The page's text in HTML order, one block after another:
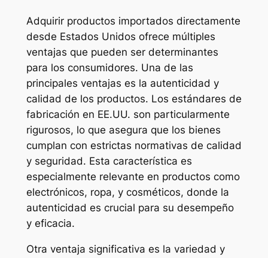
Adquirir productos importados directamente
desde Estados Unidos ofrece múltiples
ventajas que pueden ser determinantes
para los consumidores. Una de las
principales ventajas es la autenticidad y
calidad de los productos. Los estándares de
fabricación en EE.UU. son particularmente
rigurosos, lo que asegura que los bienes
cumplan con estrictas normativas de calidad
y seguridad. Esta característica es
especialmente relevante en productos como
electrónicos, ropa, y cosméticos, donde la
autenticidad es crucial para su desempeño
y eficacia.
Otra ventaja significativa es la variedad y